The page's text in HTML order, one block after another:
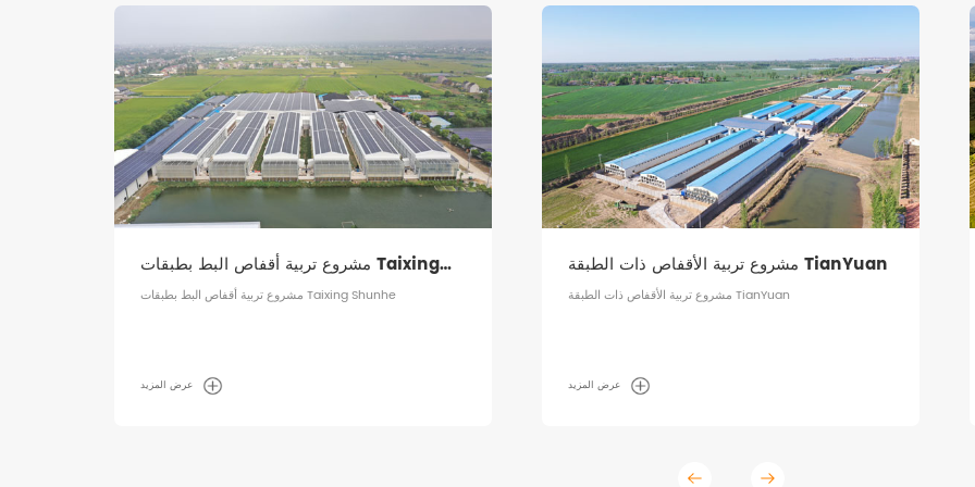
مشروع تربية الأقفاص ذات الطبقة TianYuan
مشروع تربية الأقفاص ذات الطبقة TianYuan
عرض المزيد
مشروع تربية الأقفاص في الفلبين
عرض المزيد